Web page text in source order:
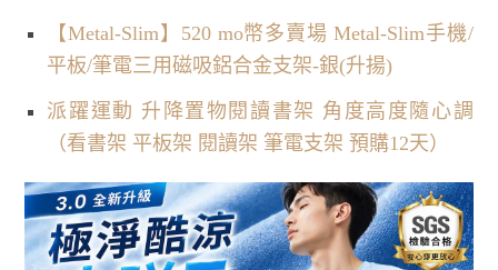
【Metal-Slim】520 mo幣多賣場 Metal-Slim手機/
平板/筆電三用磁吸鋁合金支架-銀(升揚)
派躍運動 升降置物閱讀書架 角度高度隨心調
（看書架 平板架 閱讀架 筆電支架 預購12天）